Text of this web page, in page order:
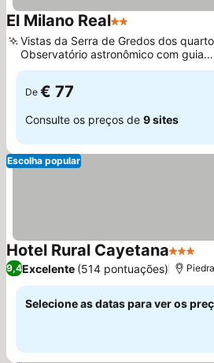
El Milano Real2 Estrelas
Vistas da Serra de Gredos dos
Observatório astronômico com guia
especializado
De € 77
Consulte os preços de 9 sites
Escolha popular
Hotel Rural Cayetana3
9,4Excelente (514 pontuações)
Selecione as datas para ver os